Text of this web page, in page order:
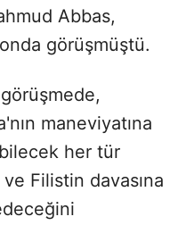
Abbas,
görüşmüştü.
maneviyatına
her tür
ve Filistin davasına